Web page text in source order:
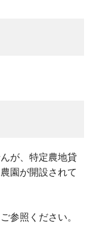
が、特定農地貸
園が開設されて
参照ください。